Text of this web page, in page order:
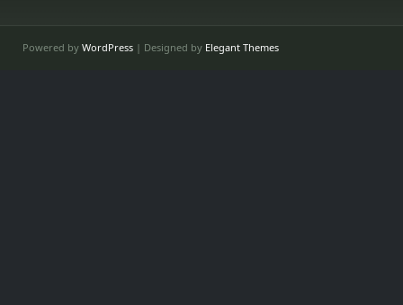
Powered by WordPress | Designed by Elegant Themes